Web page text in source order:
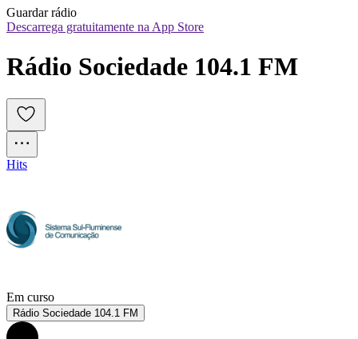
Guardar rádio
Descarrega gratuitamente na App Store
Rádio Sociedade 104.1 FM
Hits
Em curso
Rádio Sociedade 104.1 FM